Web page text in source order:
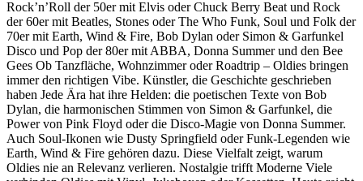
Rock’n’Roll der 50er mit Elvis oder Chuck Berry Beat und Rock
der 60er mit Beatles, Stones oder The Who Funk, Soul und Folk der
70er mit Earth, Wind & Fire, Bob Dylan oder Simon & Garfunkel
Disco und Pop der 80er mit ABBA, Donna Summer und den Bee
Gees Ob Tanzfläche, Wohnzimmer oder Roadtrip – Oldies bringen
immer den richtigen Vibe. Künstler, die Geschichte geschrieben
haben Jede Ära hat ihre Helden: die poetischen Texte von Bob
Dylan, die harmonischen Stimmen von Simon & Garfunkel, die
Power von Pink Floyd oder die Disco-Magie von Donna Summer.
Auch Soul-Ikonen wie Dusty Springfield oder Funk-Legenden wie
Earth, Wind & Fire gehören dazu. Diese Vielfalt zeigt, warum
Oldies nie an Relevanz verlieren. Nostalgie trifft Moderne Viele